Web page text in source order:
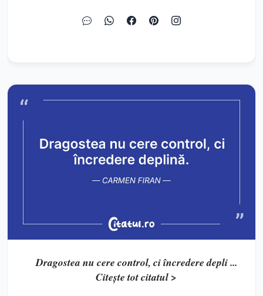
Dragostea nu cere control, ci încredere depli ...
Citește tot citatul >